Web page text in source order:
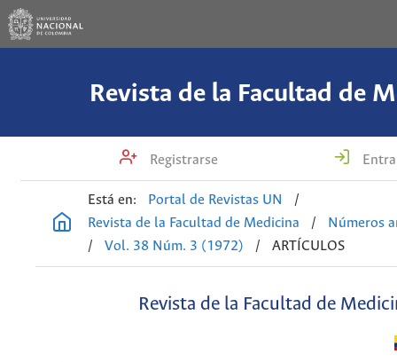
Revista de la Facultad de
Registrarse
Está en: Portal de Revistas UN
/
Revista de la Facultad de Medicina
/
Números
/
Vol. 38 Núm. 3 (1972) / ARTÍCULOS
Revista de la Facultad de